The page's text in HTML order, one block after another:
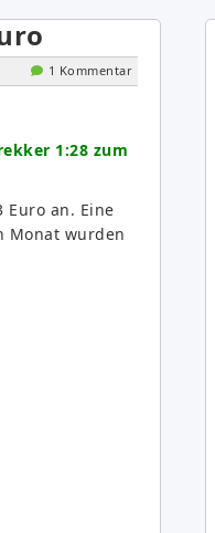
1 Kommentar
1:28 zum
an. Eine
Monat wurden